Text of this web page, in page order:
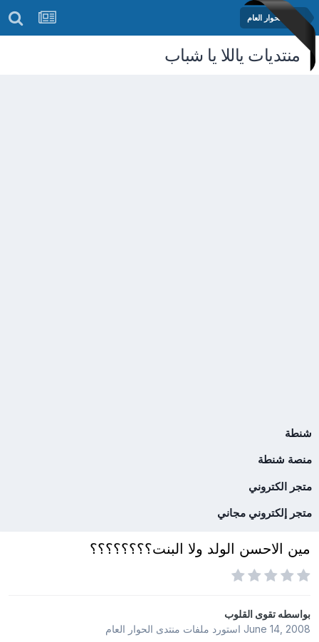
منتدى الحوار العام
منتديات ياللا يا شباب
شنطة
منصة شنطة
متجر الكتروني
متجر إلكتروني مجاني
مين الاحسن الولد ولا البنت؟؟؟؟؟؟؟؟
بواسطهتقوى القلوب
June 14, 2008استورد ملفات منتدى الحوار العام